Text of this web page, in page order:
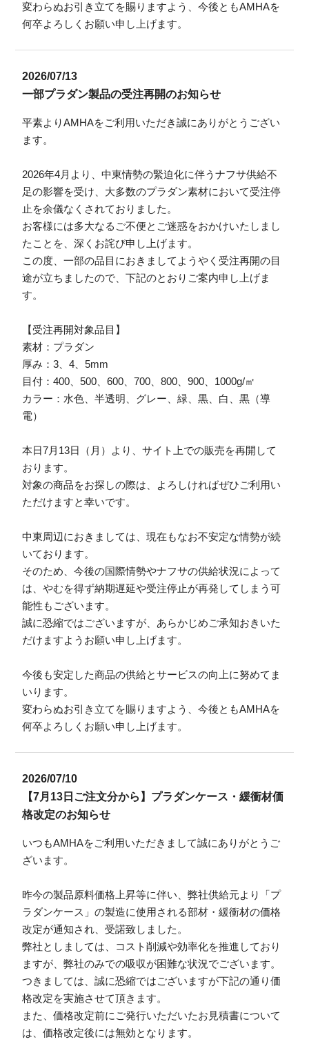
変わらぬお引き立てを賜りますよう、今後ともAMHAを
何卒よろしくお願い申し上げます。
2026/07/13
一部プラダン製品の受注再開のお知らせ
平素よりAMHAをご利用いただき誠にありがとうござい
ます。
2026年4月より、中東情勢の緊迫化に伴うナフサ供給不
足の影響を受け、大多数のプラダン素材において受注停
止を余儀なくされておりました。
お客様には多大なるご不便とご迷惑をおかけいたしまし
たことを、深くお詫び申し上げます。
この度、一部の品目におきましてようやく受注再開の目
途が立ちましたので、下記のとおりご案内申し上げま
す。
【受注再開対象品目】
素材：プラダン
厚み：3、4、5mm
目付：400、500、600、700、800、900、1000g/㎡
カラー：水色、半透明、グレー、緑、黒、白、黒（導
電）
本日7月13日（月）より、サイト上での販売を再開して
おります。
対象の商品をお探しの際は、よろしければぜひご利用い
ただけますと幸いです。
中東周辺におきましては、現在もなお不安定な情勢が続
いております。
そのため、今後の国際情勢やナフサの供給状況によって
は、やむを得ず納期遅延や受注停止が再発してしまう可
能性もございます。
誠に恐縮ではございますが、あらかじめご承知おきいた
だけますようお願い申し上げます。
今後も安定した商品の供給とサービスの向上に努めてま
いります。
変わらぬお引き立てを賜りますよう、今後ともAMHAを
何卒よろしくお願い申し上げます。
2026/07/10
【7月13日ご注文分から】プラダンケース・緩衝材価
格改定のお知らせ
いつもAMHAをご利用いただきまして誠にありがとうご
ざいます。
昨今の製品原料価格上昇等に伴い、弊社供給元より「プ
ラダンケース」の製造に使用される部材・緩衝材の価格
改定が通知され、受諾致しました。
弊社としましては、コスト削減や効率化を推進しており
ますが、弊社のみでの吸収が困難な状況でございます。
つきましては、誠に恐縮ではございますが下記の通り価
格改定を実施させて頂きます。
また、価格改定前にご発行いただいたお見積書について
は、価格改定後には無効となります。